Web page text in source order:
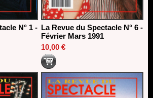
N° 1 - La Revue du Spectacle N° 6 -
Février Mars 1991
10,00 €